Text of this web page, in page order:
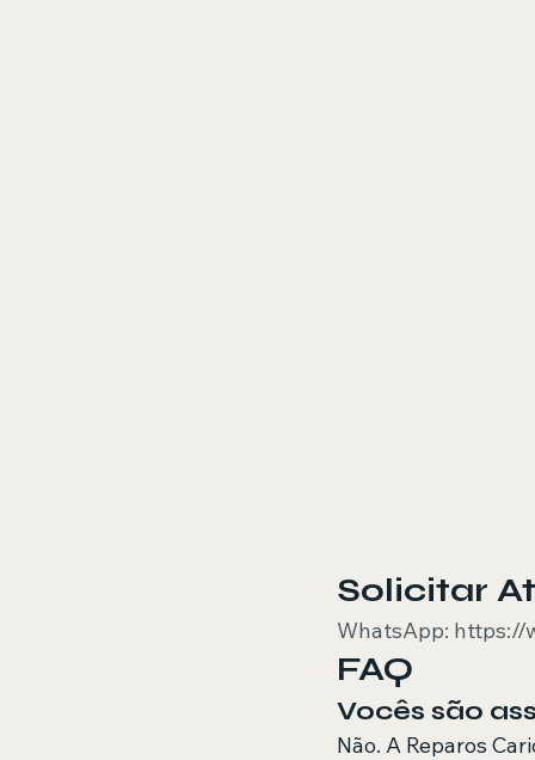
Solicitar
WhatsApp: https://
FAQ
Vocês são
Não. A Reparos